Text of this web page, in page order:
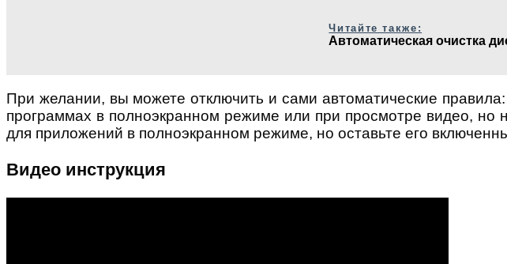
Читайте также:
Автоматическая очистка
При желании, вы можете отключить и сами автоматические
программах в полноэкранном режиме или при просмотре видео, но
для приложений в полноэкранном режиме, но оставьте его
Видео инструкция